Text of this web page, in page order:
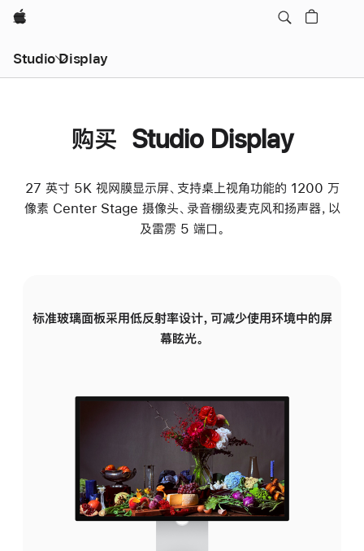
Apple
Studio Display
购买 Studio Display
27 英寸 5K 视网膜显示屏、支持桌上视角功能的 1200 万
像素 Center Stage 摄像头、录音棚级麦克风和扬声器，以
及雷雳 5 端口。
标准玻璃面板采用低反射率设计，可减少使用环境中的屏
幕眩光。